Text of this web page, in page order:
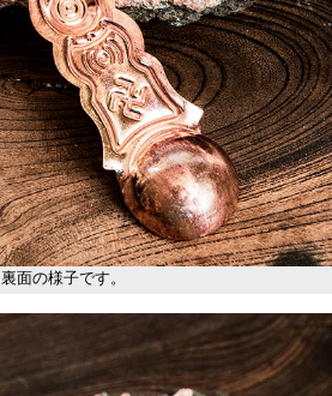
裏面の様子です。